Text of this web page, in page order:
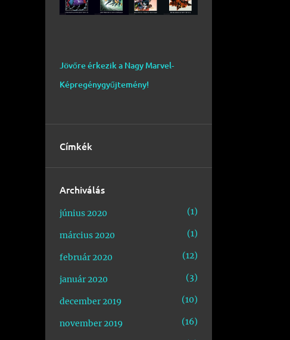
Jövőre érkezik a Nagy Marvel-
Képregénygyűjtemény!
Címkék
Archiválás
június 2020 1
március 2020 1
február 2020 12
január 2020 3
december 2019 10
november 2019 16